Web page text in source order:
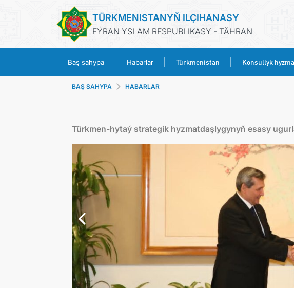
TÜRKMENISTANYŇ ILÇIHANASY
EÝRAN YSLAM RESPUBLIKASY - TÄHRAN
Baş sahypa Habarlar Türkmenistan Konsullyk
BAŞ SAHYPA HABARLAR
Türkmen-hytaý strategik hyzmatdaşlygynyň esasy